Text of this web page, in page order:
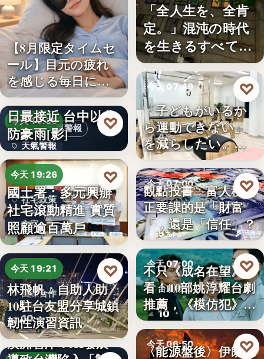
【8月限定タイムセ
ール】目元の疲れ
を感じる毎日に。3
段階…
天氣警報
今天 19:36
天氣警報
文字
颱風白海豚8日及9
日最接近 台中以北
防豪雨[影]
♡
今天 19:26
社宅政策
文字
國土署：多元興辦
社宅滾動精進 實質
照顧逾百萬戶
♡
今天 19:21
國際合作
10
林飛帆：自助人助
10駐台友盟分享城鎮
韌性演習資訊
♡
澳洲智庫：AI發展
「全人生を、全肯
定。」混沌の時代
を生きるすべての
人へ贈る…
今天 07:49
品牌擴點
4
「子どもがいるか
ら運動できない」
を減らしたい。埼
玉県戸田…
♡
今天 07:00
財經評論
5%
觀點投書：富人稅真
正要課的是「財富
「，還是「信任」？
♡
今天 07:00
台劇推薦
10
不只《成名在望》好
看！10部姚淳耀台劇
推薦，《模仿犯》
變…
♡
今天 06:50
〈能源盤後〉伊朗擬
♡